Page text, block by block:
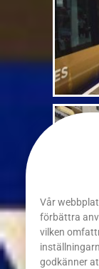
Vår
förbättra
vilken
godkänner